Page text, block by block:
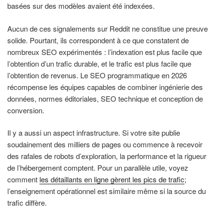
basées sur des modèles avaient été indexées.
Aucun de ces signalements sur Reddit ne constitue une preuve
solide. Pourtant, ils correspondent à ce que constatent de
nombreux SEO expérimentés : l’indexation est plus facile que
l’obtention d’un trafic durable, et le trafic est plus facile que
l’obtention de revenus. Le SEO programmatique en 2026
récompense les équipes capables de combiner ingénierie des
données, normes éditoriales, SEO technique et conception de
conversion.
Il y a aussi un aspect infrastructure. Si votre site publie
soudainement des milliers de pages ou commence à recevoir
des rafales de robots d’exploration, la performance et la rigueur
de l’hébergement comptent. Pour un parallèle utile, voyez
comment les détaillants en ligne gèrent les pics de trafic;
l’enseignement opérationnel est similaire même si la source du
trafic diffère.